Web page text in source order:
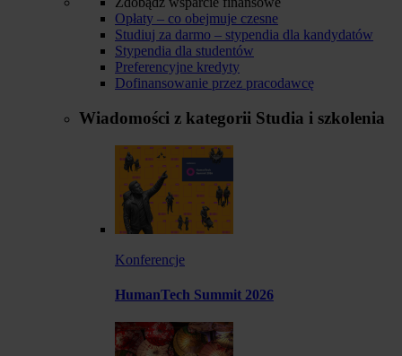
Opłaty – co obejmuje czesne
Studiuj za darmo – stypendia dla kandydatów
Stypendia dla studentów
Preferencyjne kredyty
Dofinansowanie przez pracodawcę
Wiadomości z kategorii Studia i szkolenia
Konferencje
HumanTech Summit 2026